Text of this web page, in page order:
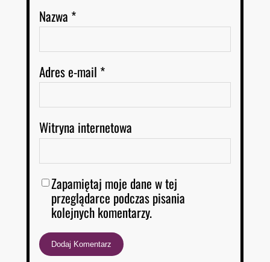
Nazwa *
Adres e-mail *
Witryna internetowa
Zapamiętaj moje dane w tej
przeglądarce podczas pisania
kolejnych komentarzy.